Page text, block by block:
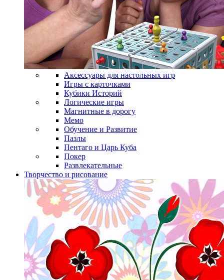
Аксессуары для настольных игр
Игры с карточками
Кубики Историй
Логические игры
Магнитные в дорогу
Мемо
Обучение и Развитие
Пазлы
Пентаго и Царь Куба
Покер
Развлекательные
Творчество и рисование